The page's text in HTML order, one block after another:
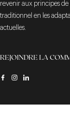
revenir aux principes
traditionnel en les
actuelles.
REJOINDRE LA